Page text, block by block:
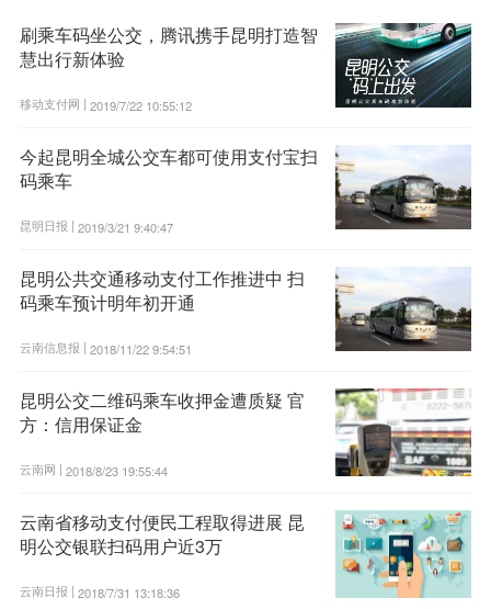
刷乘车码坐公交，腾讯携手昆明打造智
慧出行新体验
移动支付网 | 2019/7/22 10:55:12
今起昆明全城公交车都可使用支付宝扫
码乘车
昆明日报 | 2019/3/21 9:40:47
昆明公共交通移动支付工作推进中 扫
码乘车预计明年初开通
云南信息报 | 2018/11/22 9:54:51
昆明公交二维码乘车收押金遭质疑 官
方：信用保证金
云南网 | 2018/8/23 19:55:44
云南省移动支付便民工程取得进展 昆
明公交银联扫码用户近3万
云南日报 | 2018/7/31 13:18:36